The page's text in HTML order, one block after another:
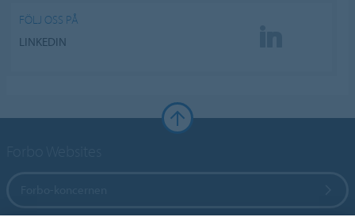
FÖLJ OSS PÅ
LINKEDIN